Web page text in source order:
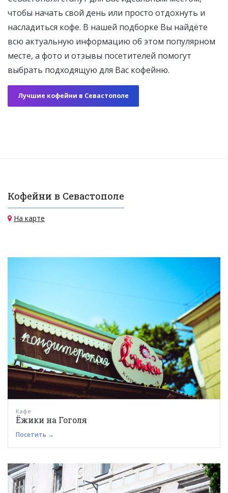
чтобы начать свой день или просто отдохнуть и
насладиться кофе. В нашей подборке Вы найдёте
всю актуальную информацию об этом популярном
месте, а фото и отзывы посетителей помогут
выбрать подходящую для Вас кофейню.
Лучшие кофейни в Севастополе
Кофейни в Севастополе
На карте
Кафе
Ёжики на Гоголя
Посетить →